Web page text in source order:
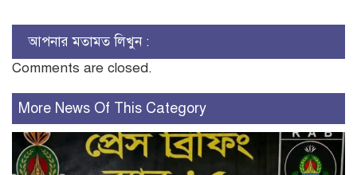
আপনার মতামত লিখুন :
Comments are closed.
More News Of This Category